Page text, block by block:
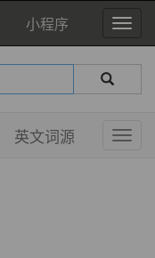
小程序
英文词源